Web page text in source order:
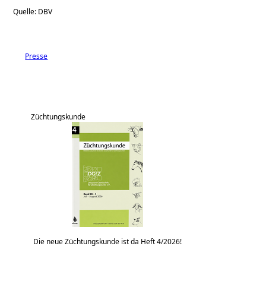
Quelle: DBV
Presse
Züchtungskunde
Die neue Züchtungskunde ist da Heft 4/2026!